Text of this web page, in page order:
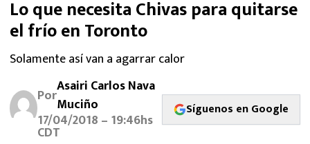
RAYADOS
SELECCIÓN MEXICANA
Lo que necesita Chivas para quitarse
el frío en Toronto
Solamente así van a agarrar calor
PorAsairi Carlos Nava
Muciño
17/04/2018 – 19:46hs
CDT
Síguenos en Google